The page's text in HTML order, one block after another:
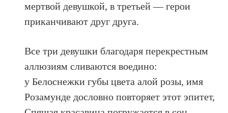
мертвой девушкой, в третьей — герои
приканчивают друг друга.
Все три девушки благодаря перекрестным
аллюзиям сливаются воедино:
у Белоснежки губы цвета алой розы, имя
Розамунде дословно повторяет этот эпитет,